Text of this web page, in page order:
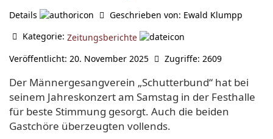
Details Geschrieben von: Ewald Klumpp
Kategorie: Zeitungsberichte
Veröffentlicht: 20. November 2025
Zugriffe: 2609
Der Männergesangverein „Schutterbund“ hat bei
seinem Jahreskonzert am Samstag in der Festhalle
für beste Stimmung gesorgt. Auch die beiden
Gastchöre überzeugten vollends.